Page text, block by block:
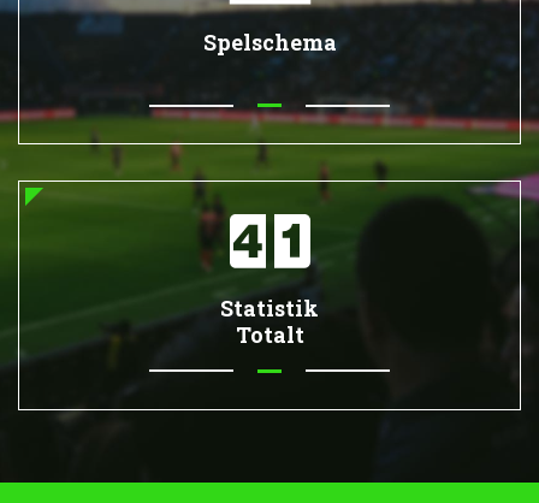
Spelschema
Statistik
Totalt